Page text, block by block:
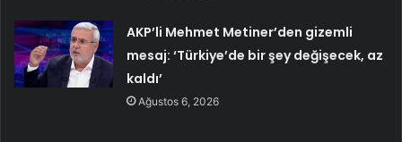
AKP’li Mehmet Metiner’den gizemli
mesaj: ‘Türkiye’de bir şey değişecek, az
kaldı’
Ağustos 6, 2026